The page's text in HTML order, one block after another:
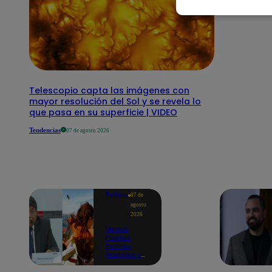
Telescopio capta las imágenes con
mayor resolución del Sol y se revela lo
que pasa en su superficie | VIDEO
Tendencias 07 de agosto 2026
Política 07 de
agosto
2026
Menos
Fiestas
Patrias,
Navidad y